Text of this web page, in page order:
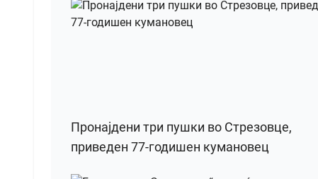
Пронајдени три пушки во Стрезовце,
приведен 77-годишен кумановец